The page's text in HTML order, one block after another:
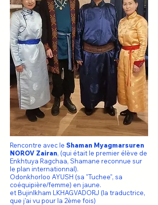
Rencontre avec le Shaman Myagmarsuren
NOROV Zairan, (qui était le premier élève de
Enkhtuya Ragchaa, Shamane reconnue sur
le plan internationnal).
Odonkhorloo AYUSH (sa "Tuchee", sa
coéquipière/femme) en jaune.
et Bujinlkham LKHAGVADORJ (la traductrice,
que j'ai vu pour la 2ème fois)